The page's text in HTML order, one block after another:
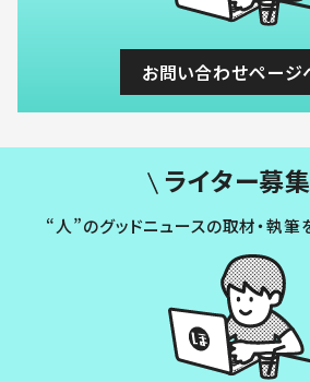
お問い合わせページ
ライター募集
“人”のグッドニュースの取材・執筆